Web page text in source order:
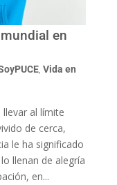
en
, Vida en
al límite
de cerca,
le ha significado
llenan de alegría
en...